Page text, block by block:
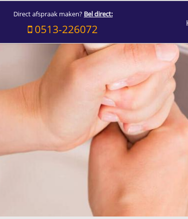
Direct afspraak maken? Bel direct:
0513-226072